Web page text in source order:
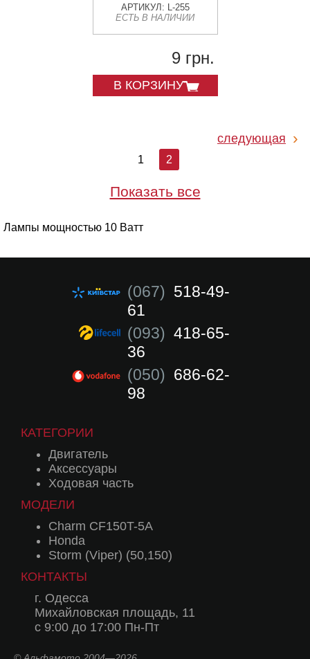
АРТИКУЛ: L-255
ЕСТЬ В НАЛИЧИИ
9 грн.
В КОРЗИНУ
следующая
1 2
Показать все
Лампы мощностью 10 Ватт
(067) 518-49-
61
(093) 418-65-
36
(050) 686-62-
98
КАТЕГОРИИ
Двигатель
Аксессуары
Ходовая часть
МОДЕЛИ
Charm CF150T-5A
Honda
Storm (Viper) (50,150)
КОНТАКТЫ
г. Одесса
Михайловская площадь, 11
с 9:00 до 17:00 Пн-Пт